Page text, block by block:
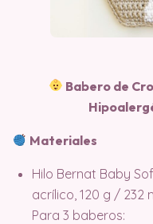
Babero de
Materiales
Hilo Bernat Baby
acrílico, 120 g / 232
Para 3 baberos: